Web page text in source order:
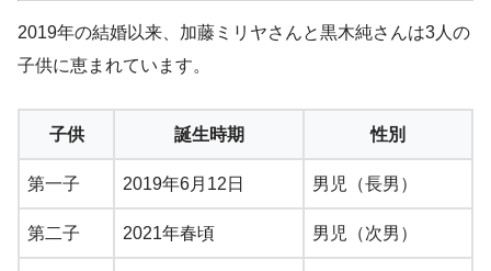
2019年の結婚以来、加藤ミリヤさんと黒木純さんは3人の
子供に恵まれています。
子供 誕生時期 性別
第一子 2019年6月12日 男児（長男）
第二子 2021年春頃 男児（次男）